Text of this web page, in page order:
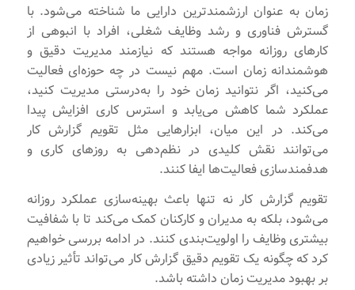
زمان به عنوان ارزشمندترین دارایی ما شناخته می‌شود. با
گسترش فناوری و رشد وظایف شغلی، افراد با انبوهی از
کارهای روزانه مواجه هستند که نیازمند مدیریت دقیق و
هوشمندانه زمان است. مهم نیست در چه حوزه‌ای فعالیت
می‌کنید، اگر نتوانید زمان خود را به‌درستی مدیریت کنید،
عملکرد شما کاهش می‌یابد و استرس کاری افزایش پیدا
می‌کند. در این میان، ابزارهایی مثل تقویم گزارش کار
می‌توانند نقش کلیدی در نظم‌دهی به روزهای کاری و
هدفمندسازی فعالیت‌ها ایفا کنند.
تقویم گزارش کار نه تنها باعث بهینه‌سازی عملکرد روزانه
می‌شود، بلکه به مدیران و کارکنان کمک می‌کند تا با شفافیت
بیشتری وظایف را اولویت‌بندی کنند. در ادامه بررسی خواهیم
کرد که چگونه یک تقویم دقیق گزارش کار می‌تواند تأثیر زیادی
بر بهبود مدیریت زمان داشته باشد.